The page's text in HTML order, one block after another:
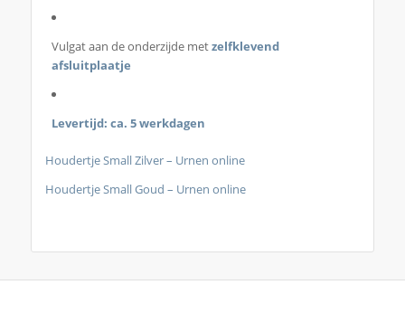
Vulgat aan de onderzijde metzelfklevend
afsluitplaatje
Levertijd: ca. 5 werkdagen
Houdertje Small Zilver – Urnen online
Houdertje Small Goud – Urnen online